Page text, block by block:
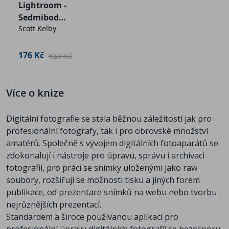
obrazu v Lightroomu, Jak získat přesné barvy,
Panel Quick Develop (rychlé vyvolávání),
Uživatelské rozhraní modulu Develop, Posouzení
Zjednodušení pracovního postupu
Ostření a redukce šumu
Propojení s Photoshopem- Otevírání obrázků ve
Photoshopu, Export z Lightroomu
Tisk- Příprava tisku
Prezentace vaší práce- Modul Slideshow
(prezentace), Modul Web
Dodatek A- General, všeobecná nastavení,
Presets, přednastavení, Nastavení importu, Externí
úpravyNastavení manipulace se soubory,
Nastavení rozhraní, Interface
Lightroom -
Sedmibodov
ý systém
Scott Kelby
176 Kč 439 Kč
Více o knize
Digitální fotografie se stala běžnou záležitostí jak pro
profesionální fotografy, tak i pro obrovské množství
amatérů. Společně s vývojem digitálních fotoaparátů se
zdokonalují i nástroje pro úpravu, správu i archivaci
fotografií, pro práci se snímky uloženými jako raw
soubory, rozšiřují se možnosti tisku a jiných forem
publikace, od prezentace snímků na webu nebo tvorbu
nejrůznějších prezentací.
Standardem a široce používanou aplikací pro